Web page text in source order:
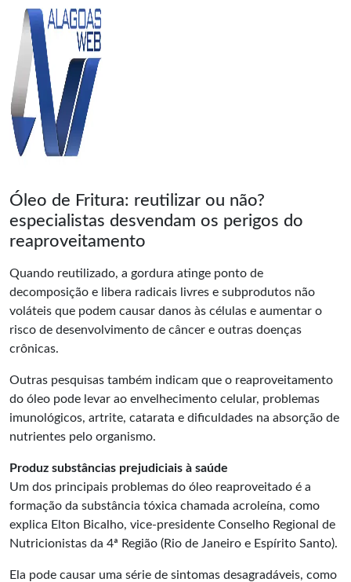
Óleo de Fritura: reutilizar ou não?
especialistas desvendam os perigos do
reaproveitamento
Quando reutilizado, a gordura atinge ponto de
decomposição e libera radicais livres e subprodutos não
voláteis que podem causar danos às células e aumentar o
risco de desenvolvimento de câncer e outras doenças
crônicas.
Outras pesquisas também indicam que o reaproveitamento
do óleo pode levar ao envelhecimento celular, problemas
imunológicos, artrite, catarata e dificuldades na absorção de
nutrientes pelo organismo.
Produz substâncias prejudiciais à saúde
Um dos principais problemas do óleo reaproveitado é a
formação da substância tóxica chamada acroleína, como
explica Elton Bicalho, vice-presidente Conselho Regional de
Nutricionistas da 4ª Região (Rio de Janeiro e Espírito Santo).
Ela pode causar uma série de sintomas desagradáveis, como